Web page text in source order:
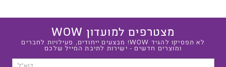
מצטרפים למועדון WOW
לא תפסיקו להגיד WOW! מבצעים ייחודים, פעילויות לחברים
ומוצרים חדשים - ישירות לתיבת המייל שלכם